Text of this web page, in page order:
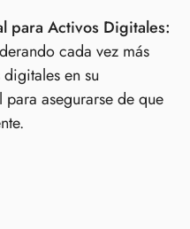
para Activos Digitales:
cada vez más
en su
asegurarse de que